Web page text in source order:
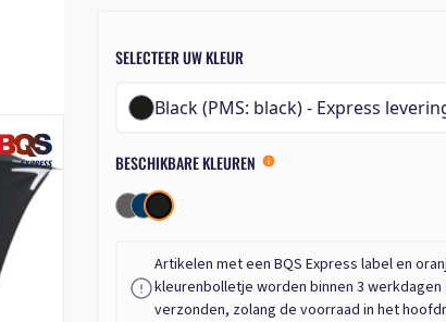
SELECTEER UW KLEUR
Black (PMS: black) - Express
BESCHIKBARE KLEUREN
Artikelen met een BQS Express label en
kleurenbolletje worden binnen 3
verzonden, zolang de voorraad in het